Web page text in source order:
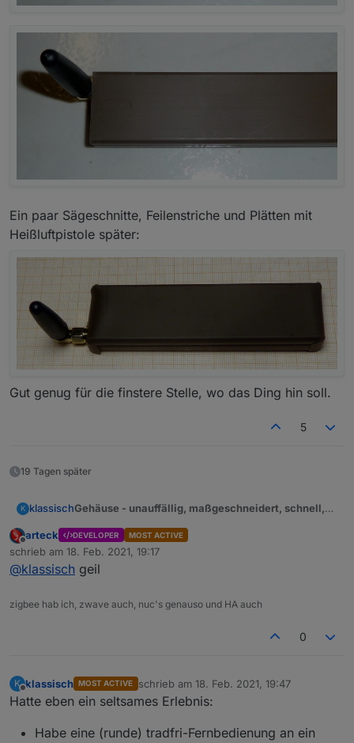
Ein paar Sägeschnitte, Feilenstriche und Plätten mit
Heißluftpistole später:
Gut genug für die finstere Stelle, wo das Ding hin soll.
5
19 Tagen später
K klassischGehäuse - unauffällig, maßgeschneidert, schnell,
Nachdem das ser2Lan Abenteuer bei mir erfolgreich
bestanden ist, befindet sich die Platine jetzt im
Wohnbereich und braucht ein unauffälliges Gehäuse.
maßgeschneidert und dennoch ohne 3D-Druck soll
es sein. Hochverfügbar auch in Pandemiezeiten.
silber
Sicherheitsfeature: schwer entflammbar,
Abmessungen: 30mm x 15mm, Länge frei
wählbar
Preis ca. 10ct pro Gerät
Die Abmessungen der Platine habt Ihr gut gewählt!
Offline
arteck DEVELOPER MOST ACTIVE
schrieb am 18. Feb. 2021, 19:17
zuletzt editiert von
@klassisch geil
zigbee hab ich, zwave auch, nuc's genauso und HA auch
0
K
Offline
klassisch MOST ACTIVE schrieb am 18. Feb. 2021, 19:47
zuletzt editiert von
Hatte eben ein seltsames Erlebnis:
Habe eine (runde) tradfri-Fernbedienung an ein